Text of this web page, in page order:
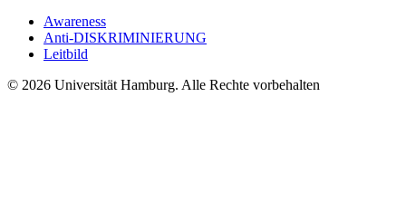
Awareness
Anti-DISKRIMINIERUNG
Leitbild
© 2026 Universität Hamburg. Alle Rechte vorbehalten